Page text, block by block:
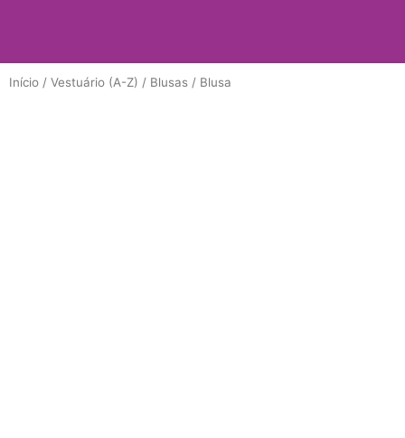
Início / Vestuário (A-Z) / Blusas / Blusa